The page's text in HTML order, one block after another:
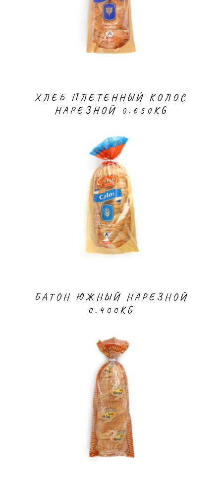
ХЛЕБ ПЛЕТЕННЫЙ КОЛОС
НАРЕЗНОЙ 0.650KG
БАТОН ЮЖНЫЙ НАРЕЗНОЙ
0.400KG